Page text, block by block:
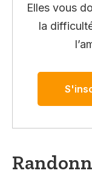
Elles vous
la